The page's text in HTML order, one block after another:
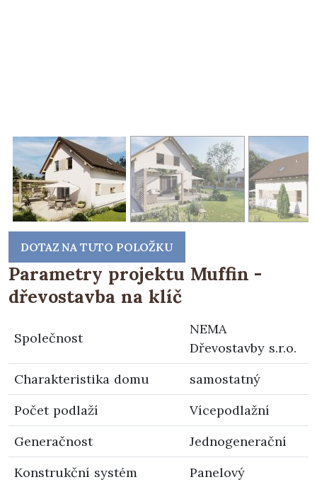
DOTAZ NA TUTO POLOŽKU
Parametry projektu Muffin -
dřevostavba na klíč
Společnost
NEMA
Dřevostavby s.r.o.
Charakteristika domu
samostatný
Počet podlaží
Vícepodlažní
Generačnost
Jednogenerační
Konstrukční systém
Panelový